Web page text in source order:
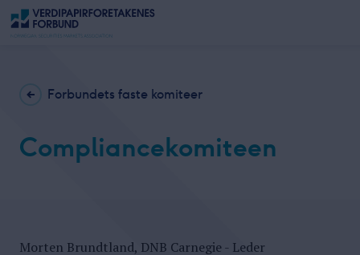
Forbundets faste komiteer
Compliancekomiteen
Morten Brundtland, DNB Carnegie - Leder